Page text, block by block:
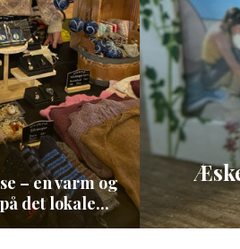
– en varm og
det lokale...